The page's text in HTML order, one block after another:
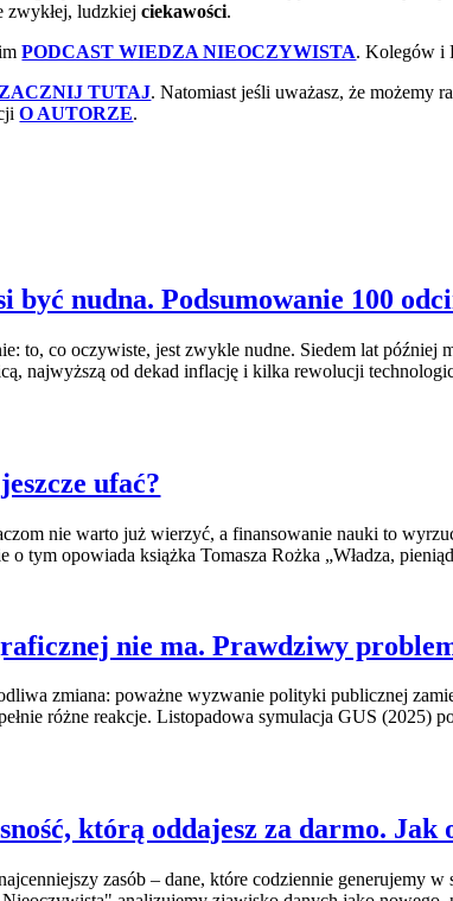
zwykłej, ludzkiejciekawości.
PODCAST WIEDZA NIEOCZYWISTA. Kolegów i
ZACZNIJ TUTAJ. Natomiast jeśli uważasz, że możemy
O AUTORZE.
być nudna. Podsumowanie 100
to, co oczywiste, jest zwykle nudne. Siedem lat później
najwyższą od dekad inflację i kilka rewolucji
ufać?
nie warto już wierzyć, a finansowanie nauki to
o tym opowiada książka Tomasza Rożka „Władza,
nie ma. Prawdziwy
zmiana: poważne wyzwanie polityki publicznej
różne reakcje. Listopadowa symulacja GUS (2025)
którą oddajesz za darmo. Jak
zasób – dane, które codziennie generujemy